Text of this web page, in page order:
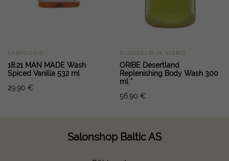
ŠAMPOONID
18.21 MAN MADE Wash
Spiced Vanilla 532 ml
29.90 €
DUŠIGEELID JA SEEBID
ORIBE Desertland
Replenishing Body Wash 300
ml *
56.90 €
Salonshop Baltic AS